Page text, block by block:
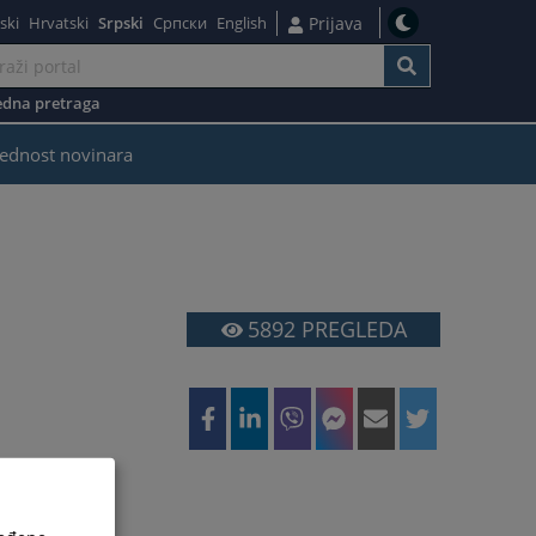
Hrvatski Srpski Српски English Prijava
pretraga
novinara
5892PREGLEDA